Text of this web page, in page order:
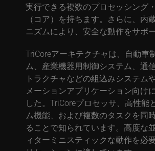
実行できる複数のプロセッシング
（コア）を持ちます。さらに、内
ニズムにより、安全な動作をサポ
TriCoreアーキテクチャは、自動車
ム、産業機器用制御システム、通
トラクチャなどの組込みシステム
メーションアプリケーション向け
した。TriCoreプロセッサ、高性能
ム機能、および複数のタスクを同
ることで知られています。高度な
ィターミニスティックな動作を必